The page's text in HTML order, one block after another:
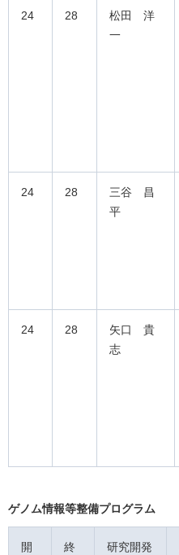
24 28
松田 洋
一
24 28
三谷 昌
平
24 28
矢口 貴
志
ゲノム情報等整備プログラム
開
終
研究開発